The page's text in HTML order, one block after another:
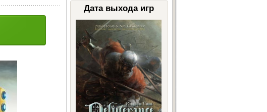
Дата выхода игр